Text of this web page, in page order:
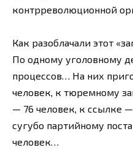
контрреволюционной
Как разоблачали этот
По одному уголовному
процессов… На них
человек, к тюремному
— 76 человек, к ссылке
сугубо партийному
человек…